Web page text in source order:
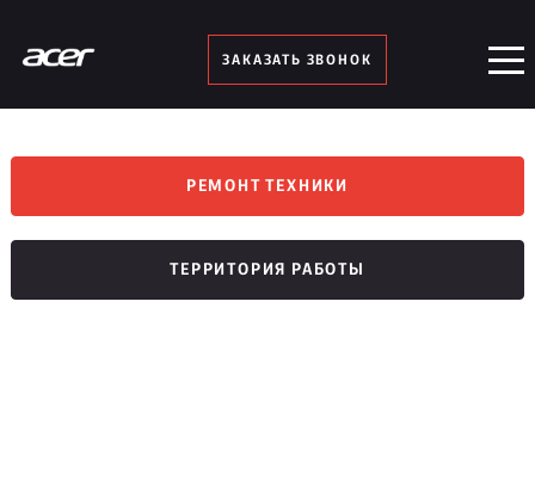
ЗАКАЗАТЬ ЗВОНОК
РЕМОНТ ТЕХНИКИ
ТЕРРИТОРИЯ РАБОТЫ